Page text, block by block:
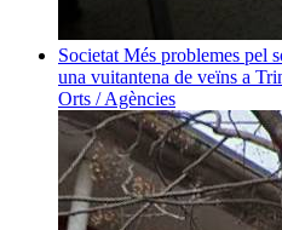
Societat Més problemes pel
una vuitantena de veïns a
Orts / Agències